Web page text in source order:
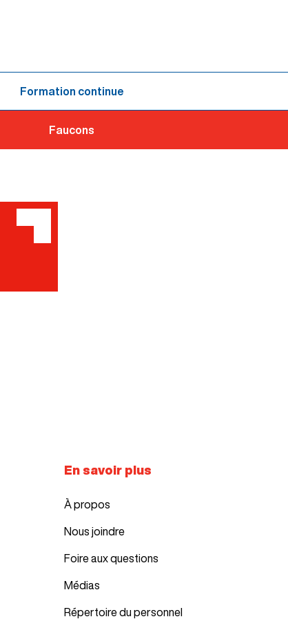
Formation continue
Faucons
En savoir plus
À propos
Nous joindre
Foire aux questions
Médias
Répertoire du personnel